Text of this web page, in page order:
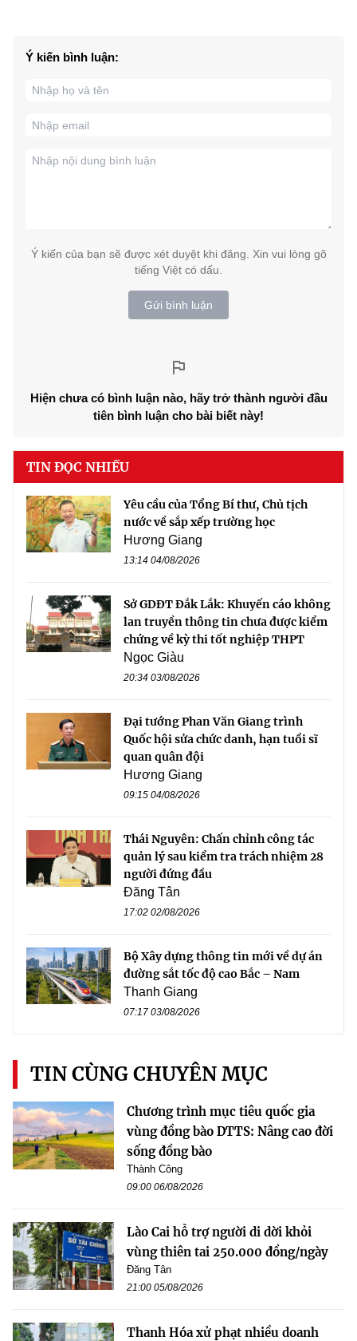
Ý kiến bình luận:
Ý kiến của bạn sẽ được xét duyệt khi đăng. Xin vui lòng gõ
tiếng Việt có dấu.
Gửi bình luận
Hiện chưa có bình luận nào, hãy trở thành người đầu
tiên bình luận cho bài biết này!
TIN ĐỌC NHIỀU
Yêu cầu của Tổng Bí thư, Chủ tịch
nước về sắp xếp trường học
Hương Giang
13:14 04/08/2026
Sở GDĐT Đắk Lắk: Khuyến cáo không
lan truyền thông tin chưa được kiểm
chứng về kỳ thi tốt nghiệp THPT
Ngọc Giàu
20:34 03/08/2026
Đại tướng Phan Văn Giang trình
Quốc hội sửa chức danh, hạn tuổi sĩ
quan quân đội
Hương Giang
09:15 04/08/2026
Thái Nguyên: Chấn chỉnh công tác
quản lý sau kiểm tra trách nhiệm 28
người đứng đầu
Đăng Tân
17:02 02/08/2026
Bộ Xây dựng thông tin mới về dự án
đường sắt tốc độ cao Bắc – Nam
Thanh Giang
07:17 03/08/2026
TIN CÙNG CHUYÊN MỤC
Chương trình mục tiêu quốc gia
vùng đồng bào DTTS: Nâng cao đời
sống đồng bào
Thành Công
09:00 06/08/2026
Lào Cai hỗ trợ người di dời khỏi
vùng thiên tai 250.000 đồng/ngày
Đăng Tân
21:00 05/08/2026
Thanh Hóa xử phạt nhiều doanh